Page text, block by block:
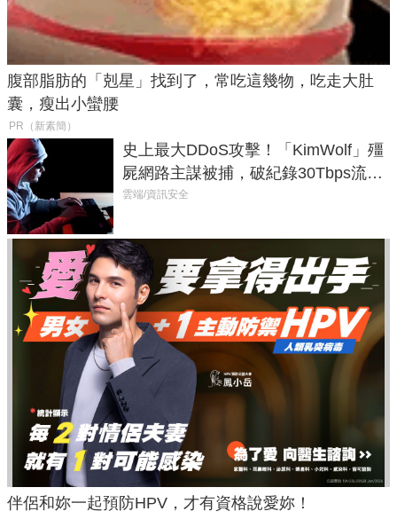
腹部脂肪的「剋星」找到了，常吃這幾物，吃走大肚
囊，瘦出小蠻腰
PR（新素簡）
史上最大DDoS攻擊！「KimWolf」殭
屍網路主謀被捕，破紀錄30Tbps流量
癱瘓全球！
雲端/資訊安全
伴侶和妳一起預防HPV，才有資格說愛妳！